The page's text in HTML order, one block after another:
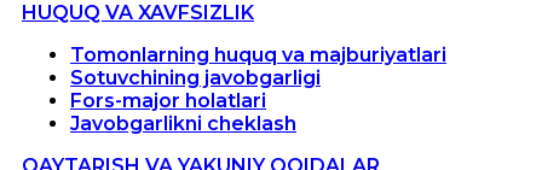
HUQUQ VA XAVFSIZLIK
Tomonlarning huquq va majburiyatlari
Sotuvchining javobgarligi
Fors-major holatlari
Javobgarlikni cheklash